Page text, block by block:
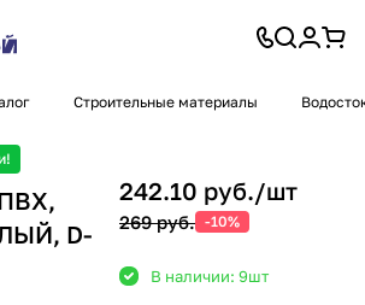
Строительные материалы
D-
242.10 руб./шт
269 руб. -10%
В наличии: 9шт